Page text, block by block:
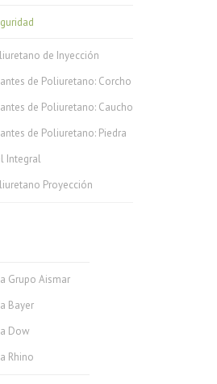
de Inyección
de Poliuretano: Corcho
de Poliuretano: Caucho
de Poliuretano: Piedra
Integral
Proyección
Grupo Aismar
Bayer
Dow
Rhino